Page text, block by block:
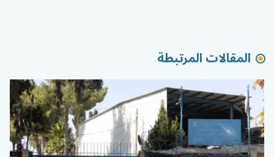
المقالات المرتبطة